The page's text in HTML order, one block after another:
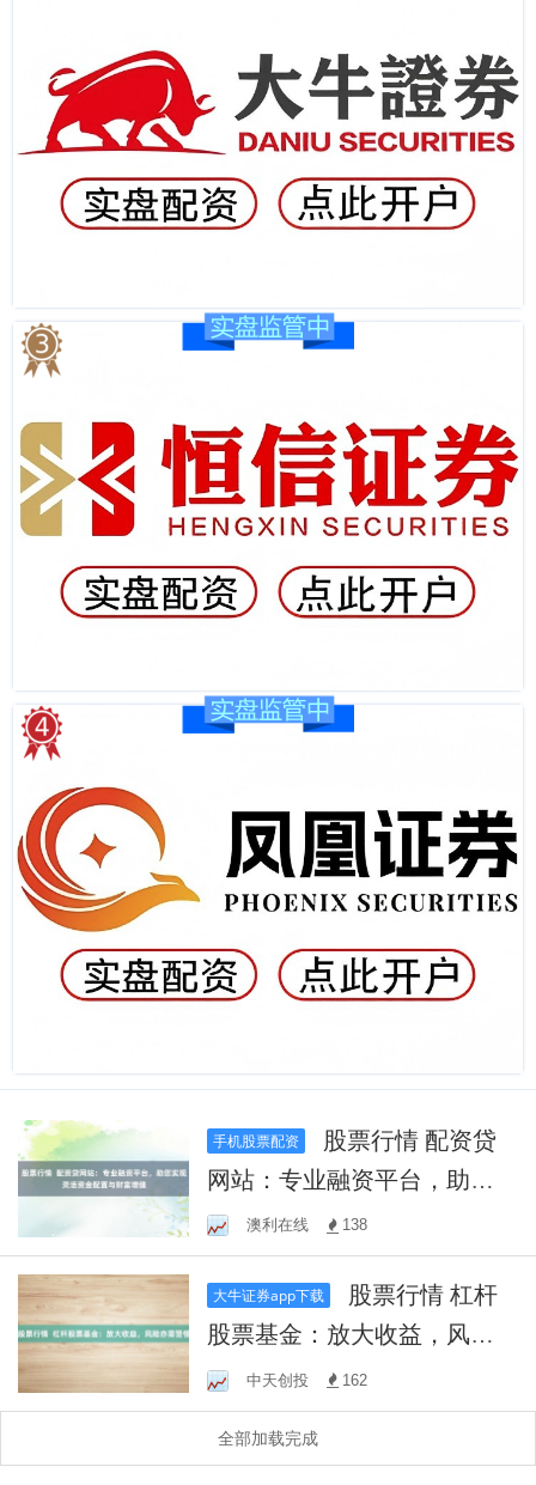
手机股票配资
网站：专业融资平台，助您
实现灵活资金配置与财富增
值
澳利在线 138
大牛证券app下载
股票基金：放大收益，风险
亦需警惕
中天创投 162
全部加载完成